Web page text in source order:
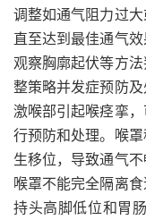
调整如通气阻力过大
直至达到最佳通气
观察胸廓起伏等方
整策略并发症预防
激喉部引起喉痉挛
行预防和处理。喉
生移位，导致通气
喉罩不能完全隔离
持头高脚低位和胃